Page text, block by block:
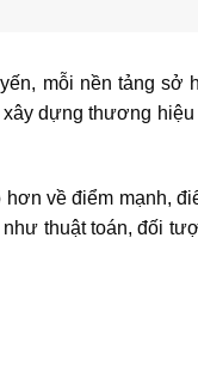
mỗi nền tảng sở
dựng thương
về điểm mạnh,
thuật toán, đối